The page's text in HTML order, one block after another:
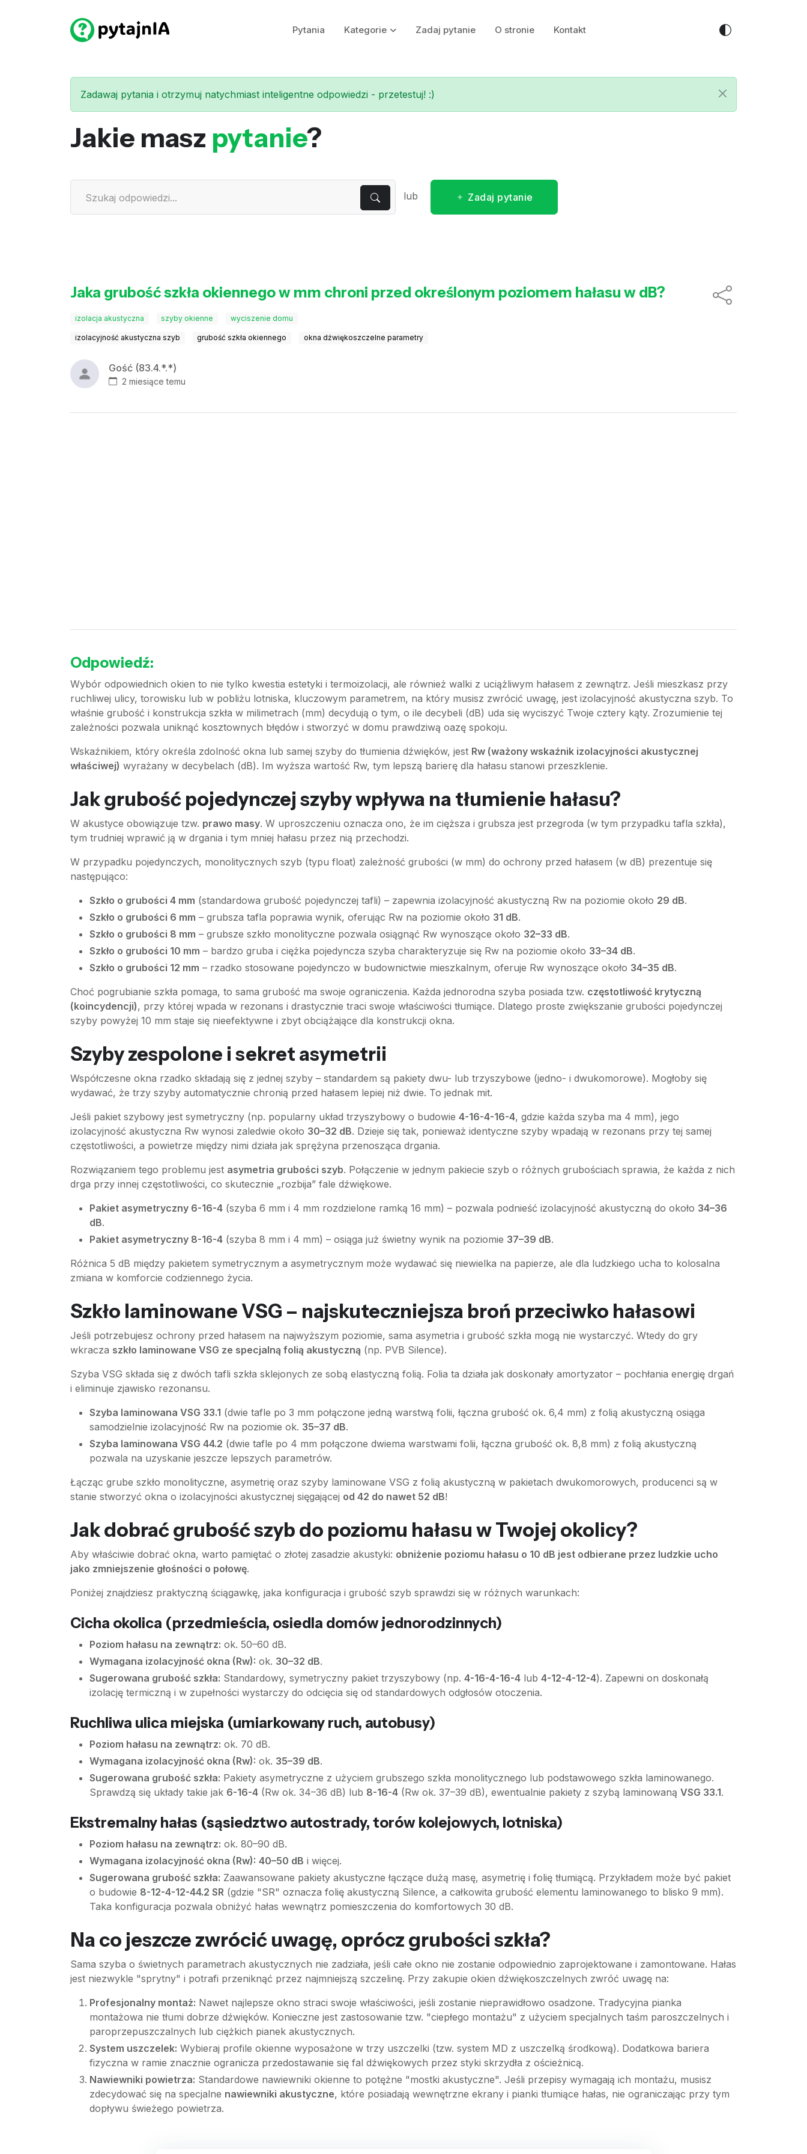
Pytania Kategorie Zadaj pytanie O stronie Kontakt
Zadawaj pytania i otrzymuj natychmiast inteligentne odpowiedzi - przetestuj! :)
Jakie masz pytanie?
lub Zadaj pytanie
Jaka grubość szkła okiennego w mm chroni przed określonym poziomem hałasu w dB?
izolacja akustyczna szyby okienne wyciszenie domu
izolacyjność akustyczna szyb grubość szkła okiennego okna dźwiękoszczelne parametry
Gość (83.4.*.*)
2 miesiące temu
Odpowiedź:
Wybór odpowiednich okien to nie tylko kwestia estetyki i termoizolacji, ale również walki z uciążliwym hałasem z zewnątrz. Jeśli mieszkasz przy
ruchliwej ulicy, torowisku lub w pobliżu lotniska, kluczowym parametrem, na który musisz zwrócić uwagę, jest izolacyjność akustyczna szyb. To
właśnie grubość i konstrukcja szkła w milimetrach (mm) decydują o tym, o ile decybeli (dB) uda się wyciszyć Twoje cztery kąty. Zrozumienie tej
zależności pozwala uniknąć kosztownych błędów i stworzyć w domu prawdziwą oazę spokoju.
Wskaźnikiem, który określa zdolność okna lub samej szyby do tłumienia dźwięków, jest Rw (ważony wskaźnik izolacyjności akustycznej
właściwej) wyrażany w decybelach (dB). Im wyższa wartość Rw, tym lepszą barierę dla hałasu stanowi przeszklenie.
Jak grubość pojedynczej szyby wpływa na tłumienie hałasu?
W akustyce obowiązuje tzw. prawo masy. W uproszczeniu oznacza ono, że im cięższa i grubsza jest przegroda (w tym przypadku tafla szkła),
tym trudniej wprawić ją w drgania i tym mniej hałasu przez nią przechodzi.
W przypadku pojedynczych, monolitycznych szyb (typu float) zależność grubości (w mm) do ochrony przed hałasem (w dB) prezentuje się
następująco:
Szkło o grubości 4 mm (standardowa grubość pojedynczej tafli) – zapewnia izolacyjność akustyczną Rw na poziomie około 29 dB.
Szkło o grubości 6 mm – grubsza tafla poprawia wynik, oferując Rw na poziomie około 31 dB.
Szkło o grubości 8 mm – grubsze szkło monolityczne pozwala osiągnąć Rw wynoszące około 32–33 dB.
Szkło o grubości 10 mm – bardzo gruba i ciężka pojedyncza szyba charakteryzuje się Rw na poziomie około 33–34 dB.
Szkło o grubości 12 mm – rzadko stosowane pojedynczo w budownictwie mieszkalnym, oferuje Rw wynoszące około 34–35 dB.
Choć pogrubianie szkła pomaga, to sama grubość ma swoje ograniczenia. Każda jednorodna szyba posiada tzw. częstotliwość krytyczną
(koincydencji), przy której wpada w rezonans i drastycznie traci swoje właściwości tłumiące. Dlatego proste zwiększanie grubości pojedynczej
szyby powyżej 10 mm staje się nieefektywne i zbyt obciążające dla konstrukcji okna.
Szyby zespolone i sekret asymetrii
Współczesne okna rzadko składają się z jednej szyby – standardem są pakiety dwu- lub trzyszybowe (jedno- i dwukomorowe). Mogłoby się
wydawać, że trzy szyby automatycznie chronią przed hałasem lepiej niż dwie. To jednak mit.
Jeśli pakiet szybowy jest symetryczny (np. popularny układ trzyszybowy o budowie 4-16-4-16-4, gdzie każda szyba ma 4 mm), jego
izolacyjność akustyczna Rw wynosi zaledwie około 30–32 dB. Dzieje się tak, ponieważ identyczne szyby wpadają w rezonans przy tej samej
częstotliwości, a powietrze między nimi działa jak sprężyna przenosząca drgania.
Rozwiązaniem tego problemu jest asymetria grubości szyb. Połączenie w jednym pakiecie szyb o różnych grubościach sprawia, że każda z nich
drga przy innej częstotliwości, co skutecznie „rozbija” fale dźwiękowe.
Pakiet asymetryczny 6-16-4 (szyba 6 mm i 4 mm rozdzielone ramką 16 mm) – pozwala podnieść izolacyjność akustyczną do około 34–36
dB.
Pakiet asymetryczny 8-16-4 (szyba 8 mm i 4 mm) – osiąga już świetny wynik na poziomie 37–39 dB.
Różnica 5 dB między pakietem symetrycznym a asymetrycznym może wydawać się niewielka na papierze, ale dla ludzkiego ucha to kolosalna
zmiana w komforcie codziennego życia.
Szkło laminowane VSG – najskuteczniejsza broń przeciwko hałasowi
Jeśli potrzebujesz ochrony przed hałasem na najwyższym poziomie, sama asymetria i grubość szkła mogą nie wystarczyć. Wtedy do gry
wkracza szkło laminowane VSG ze specjalną folią akustyczną (np. PVB Silence).
Szyba VSG składa się z dwóch tafli szkła sklejonych ze sobą elastyczną folią. Folia ta działa jak doskonały amortyzator – pochłania energię drgań
i eliminuje zjawisko rezonansu.
Szyba laminowana VSG 33.1 (dwie tafle po 3 mm połączone jedną warstwą folii, łączna grubość ok. 6,4 mm) z folią akustyczną osiąga
samodzielnie izolacyjność Rw na poziomie ok. 35–37 dB.
Szyba laminowana VSG 44.2 (dwie tafle po 4 mm połączone dwiema warstwami folii, łączna grubość ok. 8,8 mm) z folią akustyczną
pozwala na uzyskanie jeszcze lepszych parametrów.
Łącząc grube szkło monolityczne, asymetrię oraz szyby laminowane VSG z folią akustyczną w pakietach dwukomorowych, producenci są w
stanie stworzyć okna o izolacyjności akustycznej sięgającej od 42 do nawet 52 dB!
Jak dobrać grubość szyb do poziomu hałasu w Twojej okolicy?
Aby właściwie dobrać okna, warto pamiętać o złotej zasadzie akustyki: obniżenie poziomu hałasu o 10 dB jest odbierane przez ludzkie ucho
jako zmniejszenie głośności o połowę.
Poniżej znajdziesz praktyczną ściągawkę, jaka konfiguracja i grubość szyb sprawdzi się w różnych warunkach:
Cicha okolica (przedmieścia, osiedla domów jednorodzinnych)
Poziom hałasu na zewnątrz: ok. 50–60 dB.
Wymagana izolacyjność okna (Rw): ok. 30–32 dB.
Sugerowana grubość szkła: Standardowy, symetryczny pakiet trzyszybowy (np. 4-16-4-16-4 lub 4-12-4-12-4). Zapewni on doskonałą
izolację termiczną i w zupełności wystarczy do odcięcia się od standardowych odgłosów otoczenia.
Ruchliwa ulica miejska (umiarkowany ruch, autobusy)
Poziom hałasu na zewnątrz: ok. 70 dB.
Wymagana izolacyjność okna (Rw): ok. 35–39 dB.
Sugerowana grubość szkła: Pakiety asymetryczne z użyciem grubszego szkła monolitycznego lub podstawowego szkła laminowanego.
Sprawdzą się układy takie jak 6-16-4 (Rw ok. 34–36 dB) lub 8-16-4 (Rw ok. 37–39 dB), ewentualnie pakiety z szybą laminowaną VSG 33.1.
Ekstremalny hałas (sąsiedztwo autostrady, torów kolejowych, lotniska)
Poziom hałasu na zewnątrz: ok. 80–90 dB.
Wymagana izolacyjność okna (Rw): 40–50 dB i więcej.
Sugerowana grubość szkła: Zaawansowane pakiety akustyczne łączące dużą masę, asymetrię i folię tłumiącą. Przykładem może być pakiet
o budowie 8-12-4-12-44.2 SR (gdzie "SR" oznacza folię akustyczną Silence, a całkowita grubość elementu laminowanego to blisko 9 mm).
Taka konfiguracja pozwala obniżyć hałas wewnątrz pomieszczenia do komfortowych 30 dB.
Na co jeszcze zwrócić uwagę, oprócz grubości szkła?
Sama szyba o świetnych parametrach akustycznych nie zadziała, jeśli całe okno nie zostanie odpowiednio zaprojektowane i zamontowane. Hałas
jest niezwykle "sprytny" i potrafi przeniknąć przez najmniejszą szczelinę. Przy zakupie okien dźwiękoszczelnych zwróć uwagę na:
Profesjonalny montaż: Nawet najlepsze okno straci swoje właściwości, jeśli zostanie nieprawidłowo osadzone. Tradycyjna pianka
montażowa nie tłumi dobrze dźwięków. Konieczne jest zastosowanie tzw. "ciepłego montażu" z użyciem specjalnych taśm paroszczelnych i
paroprzepuszczalnych lub ciężkich pianek akustycznych.
System uszczelek: Wybieraj profile okienne wyposażone w trzy uszczelki (tzw. system MD z uszczelką środkową). Dodatkowa bariera
fizyczna w ramie znacznie ogranicza przedostawanie się fal dźwiękowych przez styki skrzydła z ościeżnicą.
Nawiewniki powietrza: Standardowe nawiewniki okienne to potężne "mostki akustyczne". Jeśli przepisy wymagają ich montażu, musisz
zdecydować się na specjalne nawiewniki akustyczne, które posiadają wewnętrzne ekrany i pianki tłumiące hałas, nie ograniczając przy tym
dopływu świeżego powietrza.